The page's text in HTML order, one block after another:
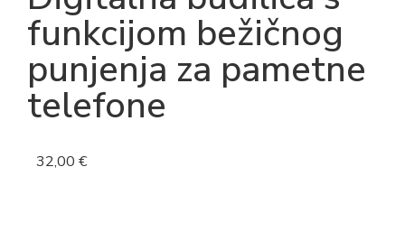
funkcijom bežičnog
punjenja za pametne
telefone
32,00 €